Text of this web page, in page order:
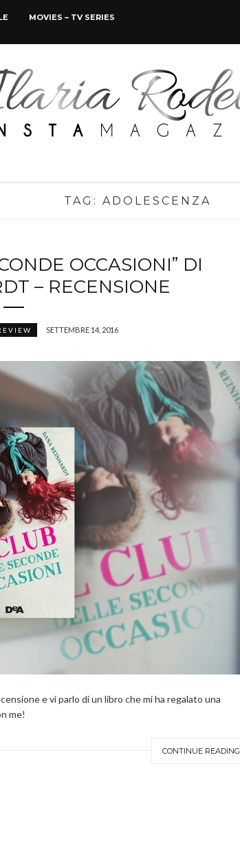
MOVIES – TV SERIES
TAG: ADOLESCENZA
OCCASIONI” DI
– RECENSIONE
SETTEMBRE 14, 2016
e vi parlo di un libro che mi ha regalato una
me!
CONTINUE READING